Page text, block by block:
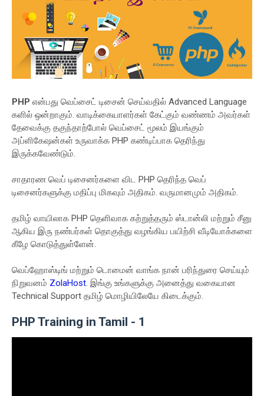
PHP என்பது வெப்சைட் டிசைன் செய்வதில் Advanced Language
களில் ஒன்றாகும். வாடிக்கையாளர்கள் கேட்கும் வண்ணம் அவர்கள்
தேவைக்கு தகுந்தாற்போல் வெப்சைட் மூலம் இயங்கும்
அப்ளிகேஷன்கள் உருவாக்க PHP கண்டிப்பாக தெரிந்து
இருக்கவேண்டும்.
சாதாரண வெப் டிசைனர்களை விட PHP தெரிந்த வெப்
டிசைனர்களுக்கு மதிப்பு மிகவும் அதிகம். வருமானமும் அதிகம்.
தமிழ் வாயிலாக PHP தெளிவாக கற்றுத்தரும் ஸ்டான்லி மற்றும் சீனு
ஆகிய இரு நண்பர்கள் தொகுத்து வழங்கிய பயிற்சி வீடியோக்களை
கீழே கொடுத்துள்ளேன்.
வெப்ஹோஸ்டிங் மற்றும் டொமைன் வாங்க நான் பரிந்துரை செய்யும்
நிறுவனம் ZolaHost. இங்கு உங்களுக்கு அனைத்து வகையான
Technical Support தமிழ் மொழியிலேயே கிடைக்கும்.
PHP Training in Tamil - 1